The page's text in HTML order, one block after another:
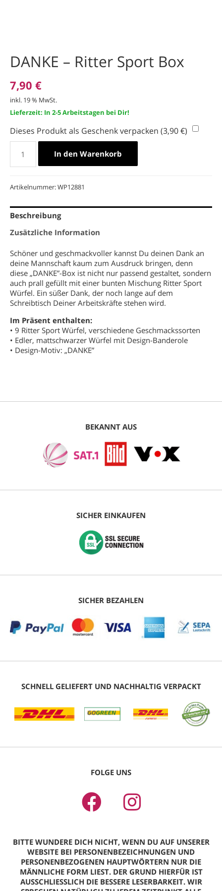
DANKE – Ritter Sport Box
7,90 €
inkl. 19 % MwSt.
Lieferzeit: In 2-5 Arbeitstagen bei Dir!
Dieses Produkt als Geschenk verpacken (3,90€)
Ritter
Box
In den Warenkorb
Artikelnummer:WP12881
Beschreibung
Zusätzliche Information
Schöner und geschmackvoller kannst Du deinen Dank an
deine Mannschaft kaum zum Ausdruck bringen, denn
diese „DANKE”-Box ist nicht nur passend gestaltet, sondern
auch prall gefüllt mit einer bunten Mischung Ritter Sport
Würfel. Ein süßer Dank, der noch lange auf dem
Schreibtisch Deiner Arbeitskräfte stehen wird.
Im Präsent enthalten:
• 9 Ritter Sport Würfel, verschiedene Geschmackssorten
• Edler, mattschwarzer Würfel mit Design-Banderole
• Design-Motiv: „DANKE”
BEKANNT AUS
SICHER EINKAUFEN
SICHER BEZAHLEN
SCHNELL GELIEFERT UND NACHHALTIG VERPACKT
FOLGE UNS
BITTE WUNDERE DICH NICHT, WENN DU AUF UNSERER
WEBSITE BEI PERSONENBEZEICHNUNGEN UND
PERSONENBEZOGENEN HAUPTWÖRTERN NUR DIE
MÄNNLICHE FORM LIEST. DER GRUND HIERFÜR IST
AUSSCHLIESSLICH DIE BESSERE LESERBARKEIT. WIR S